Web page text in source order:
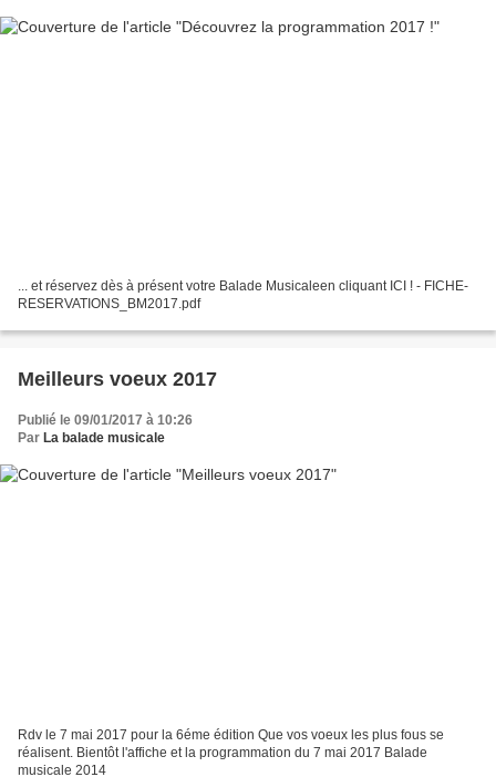
... et réservez dès à présent votre Balade Musicaleen cliquant ICI ! - FICHE-
RESERVATIONS_BM2017.pdf
Meilleurs voeux 2017
Publié le 09/01/2017 à 10:26
Par La balade musicale
Rdv le 7 mai 2017 pour la 6éme édition Que vos voeux les plus fous se
réalisent. Bientôt l'affiche et la programmation du 7 mai 2017 Balade
musicale 2014